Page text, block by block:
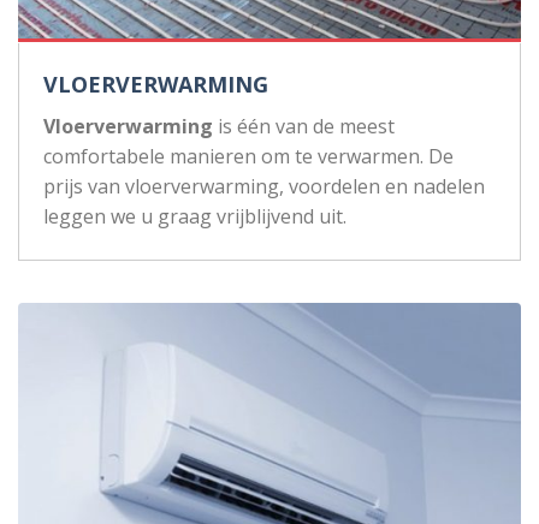
VLOERVERWARMING
Vloerverwarming is één van de meest
comfortabele manieren om te verwarmen. De
prijs van vloerverwarming, voordelen en nadelen
leggen we u graag vrijblijvend uit.